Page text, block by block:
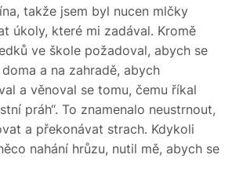
takže jsem byl nucen mlčky
úkoly, které mi zadával. Kromě
ve škole požadoval, abych se
a na zahradě, abych
a věnoval se tomu, čemu říkal
práh“. To znamenalo neustrnout,
a překonávat strach. Kdykoli
nahání hrůzu, nutil mě, abych se